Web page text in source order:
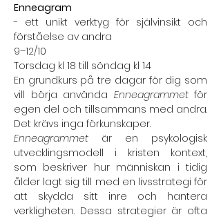
Enneagram
- ett unikt verktyg för självinsikt och
förståelse av andra
9–12/10
Torsdag kl 18 till söndag kl 14
En grundkurs på tre dagar för dig som
vill börja använda Enneagrammet för
egen del och tillsammans med andra.
Det krävs inga förkunskaper.
Enneagrammet är en psykologisk
utvecklingsmodell i kristen kontext,
som beskriver hur människan i tidig
ålder lagt sig till med en livsstrategi för
att skydda sitt inre och hantera
verkligheten. Dessa strategier är ofta